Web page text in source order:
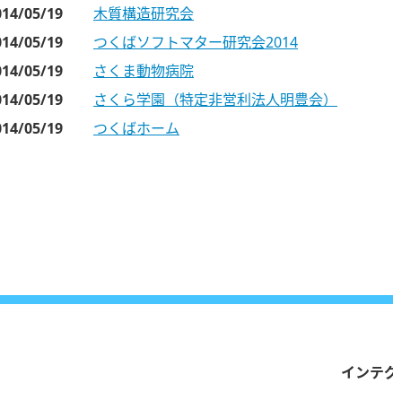
05/19
木質構造研究会
05/19
つくばソフトマター研究会2014
05/19
さくま動物病院
05/19
さくら学園（特定非営利法人明豊会）
05/19
つくばホーム
インテ